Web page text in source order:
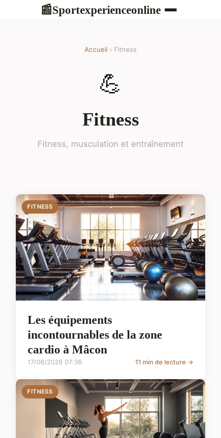
📰Sportexperienceonline
Accueil › Fitness
💪
Fitness
Fitness, musculation et entraînement
FITNESS
Les équipements
incontournables de la zone
cardio à Mâcon
17/06/2026 07:36 11 min de lecture →
FITNESS